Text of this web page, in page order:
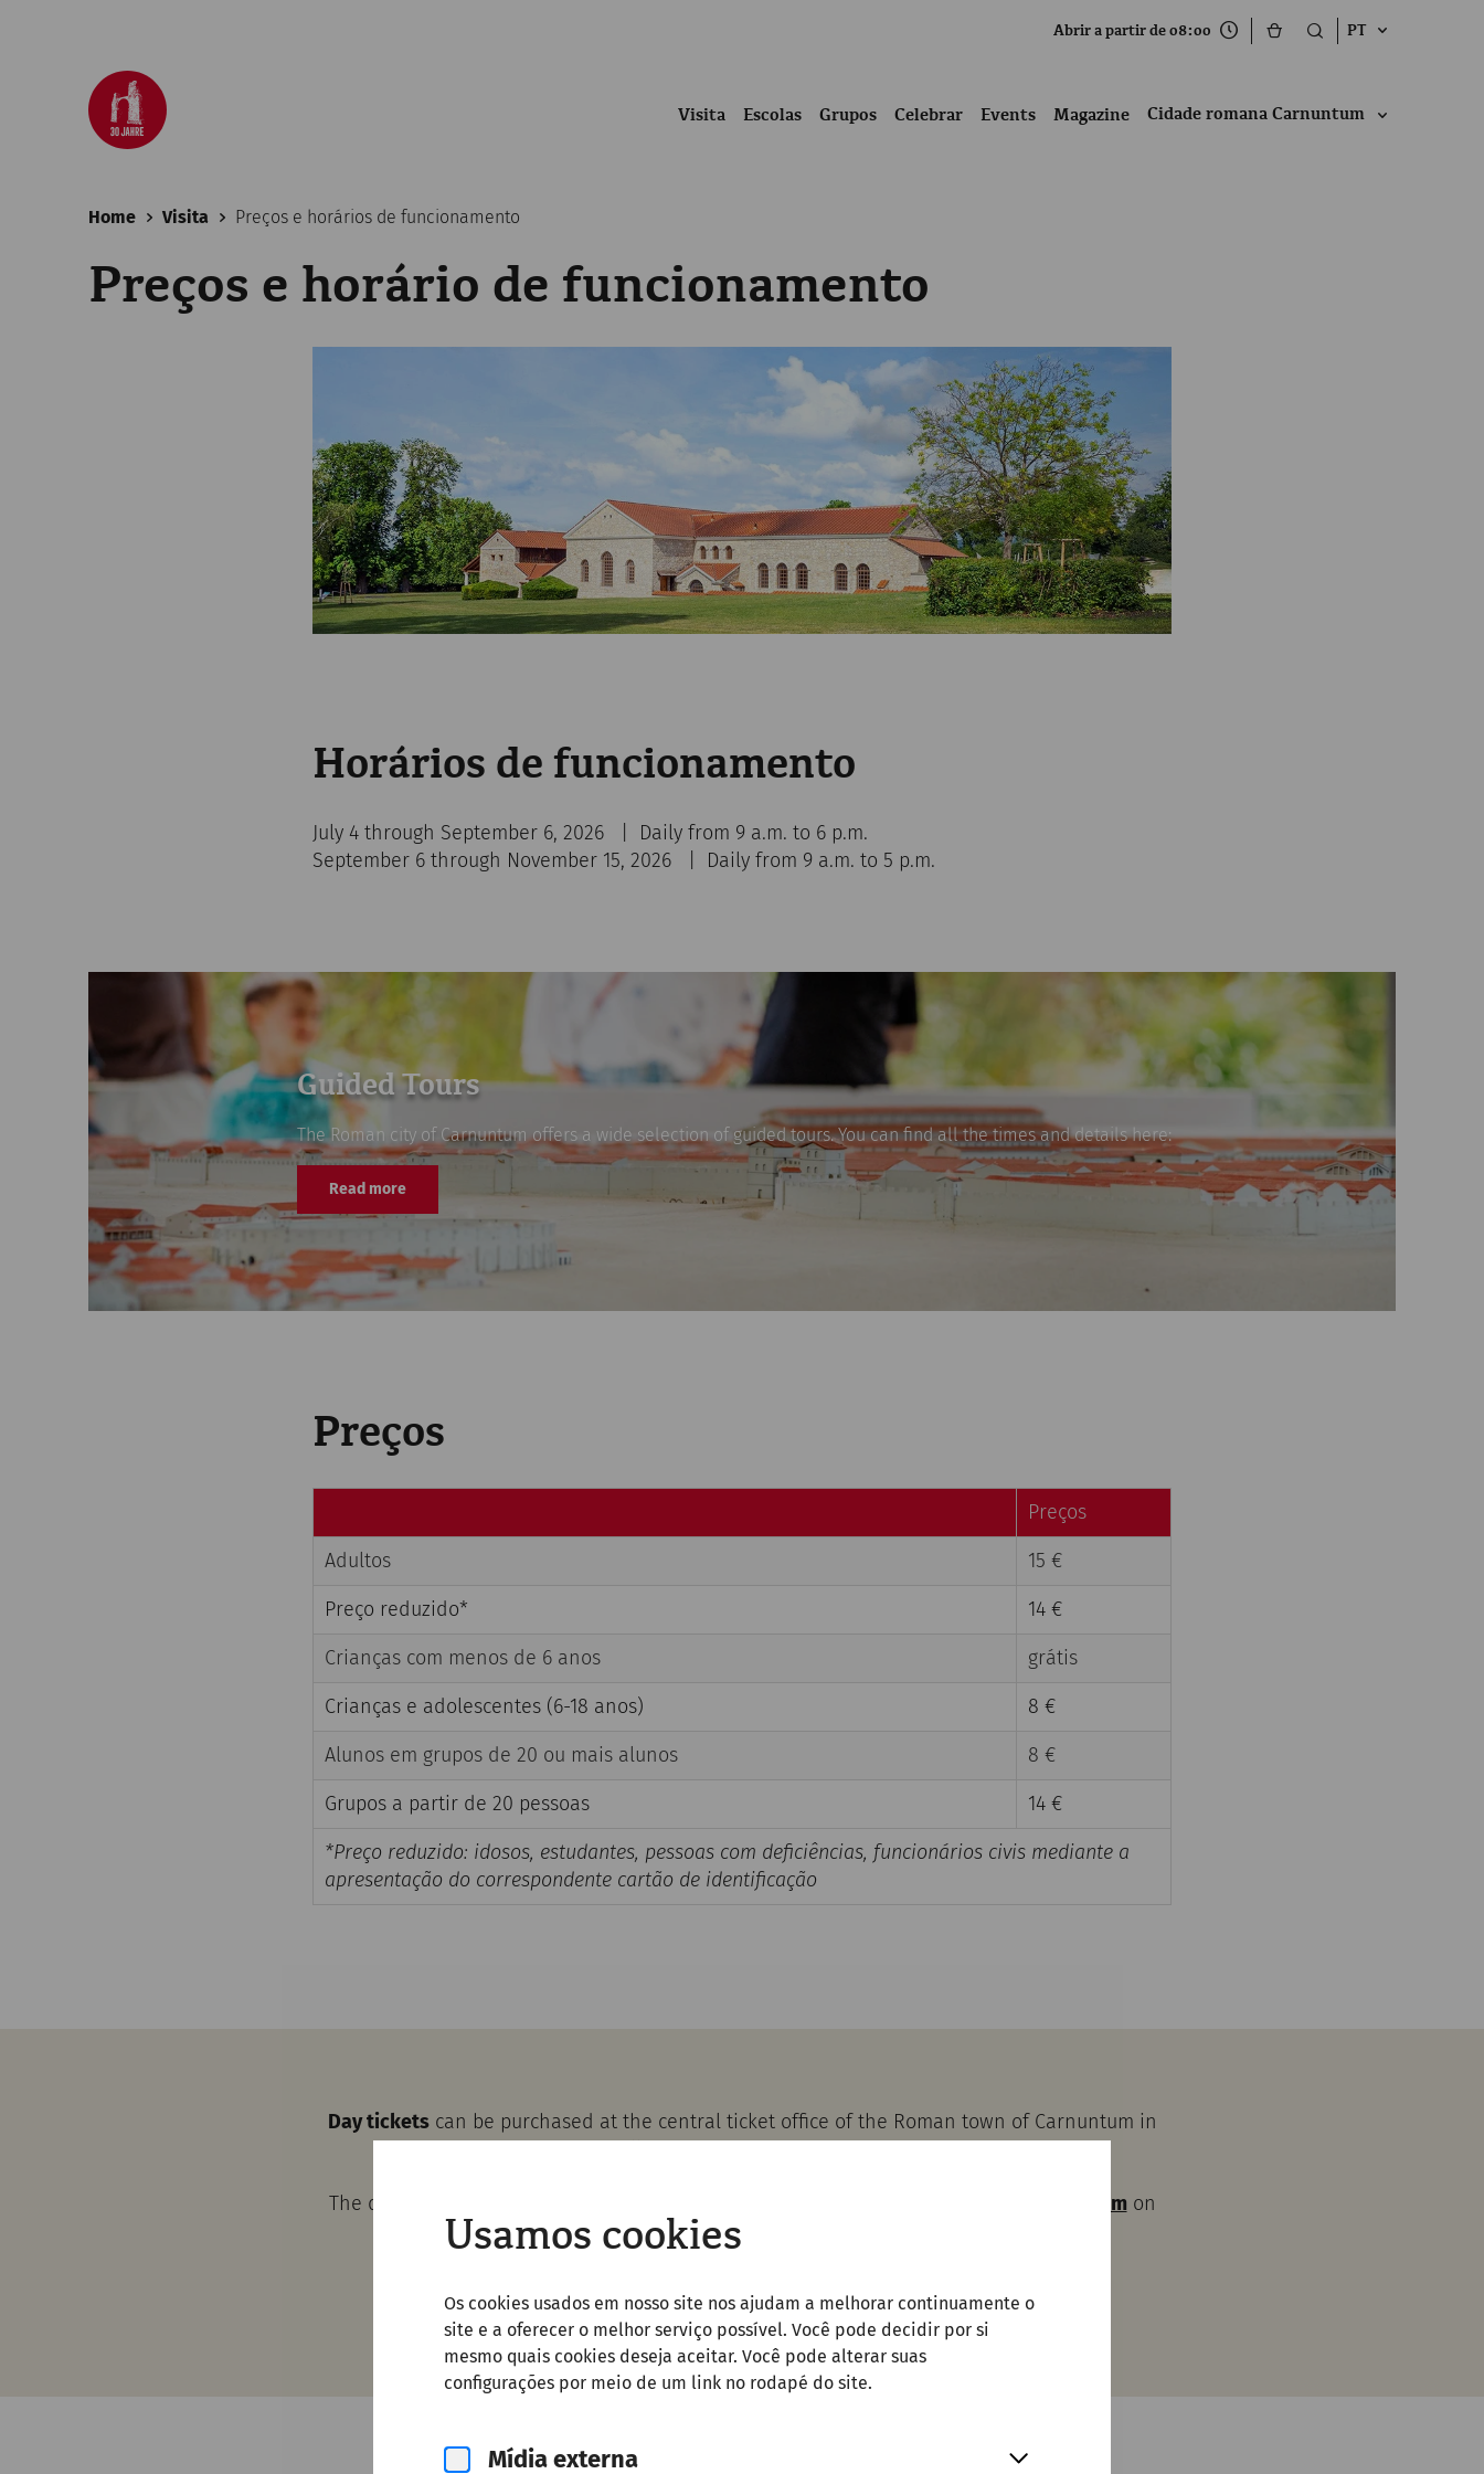
Usamos cookies
Os cookies usados em nosso site nos ajudam a melhorar continuamente o
site e a oferecer o melhor serviço possível. Você pode decidir por si
mesmo quais cookies deseja aceitar. Você pode alterar suas
configurações por meio de um link no rodapé do site.
Mídia externa
Abrir a partir de 08:00 PT
Visita Escolas Grupos Celebrar Events Magazine Cidade romana Carnuntum
Home Visita Preços e horários de funcionamento
Preços e horário de funcionamento
Horários de funcionamento
July 4 through September 6, 2026 | Daily from 9 a.m. to 6 p.m.
September 6 through November 15, 2026 | Daily from 9 a.m. to 5 p.m.
Guided Tours
The Roman city of Carnuntum offers a wide selection of guided tours. You can find all the times and details here:
Read more
Preços
Preços
Adultos
15 €
Preço reduzido*
14 €
Crianças com menos de 6 anos
grátis
Crianças e adolescentes (6-18 anos)
8 €
Alunos em grupos de 20 ou mais alunos
8 €
Grupos a partir de 20 pessoas
14 €
*Preço reduzido: idosos, estudantes, pessoas com deficiências, funcionários civis mediante a
apresentação do correspondente cartão de identificação
Day ticketscan be purchased at the central ticket office of the Roman town of Carnuntum in
Petronell-Carnuntum or in thewebshop.
The day ticket is valid for admission to the Museum Carnuntinumon
the day of the visit.